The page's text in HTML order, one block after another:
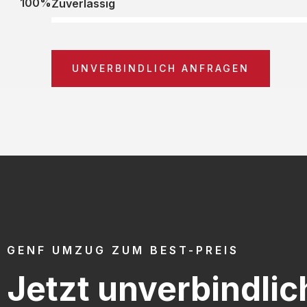
Zuverlässig
UNVERBINDLICH ANFRAGEN
GENF UMZUG ZUM BEST-PREIS
Jetzt